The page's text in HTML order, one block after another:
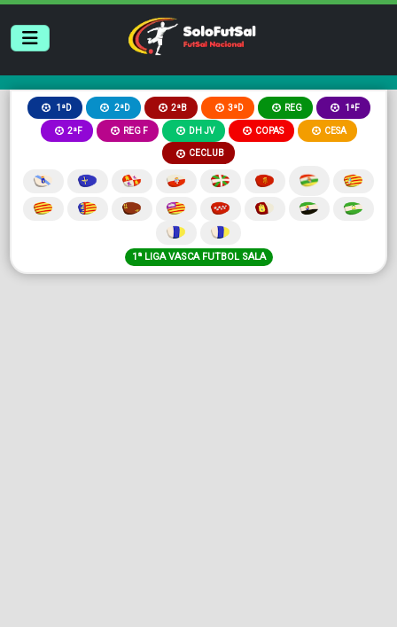
1ªD 2ªD 2ªB 3ªD REG 1ªF
2ªF REG F DH JV COPAS CESA
CECLUB
1ª LIGA VASCA FUTBOL SALA